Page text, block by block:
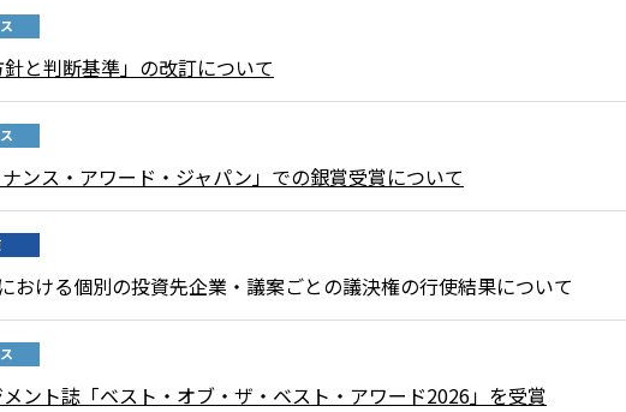
針と判断基準」の改訂について
ンス・アワード・ジャパン」での銀賞受賞について
おける個別の投資先企業・議案ごとの議決権の行使結果について
ント誌「ベスト・オブ・ザ・ベスト・アワード2026」を受賞